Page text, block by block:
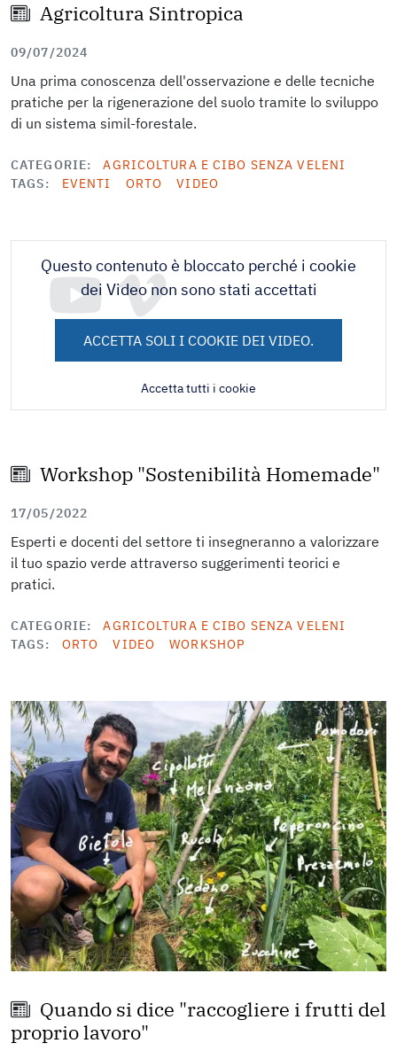
Agricoltura Sintropica
09/07/2024
Una prima conoscenza dell'osservazione e delle tecniche
pratiche per la rigenerazione del suolo tramite lo sviluppo
di un sistema simil-forestale.
CATEGORIE
AGRICOLTURA E CIBO SENZA VELENI
TAGS
EVENTI ORTO VIDEO
Questo contenuto è bloccato perché i cookie
dei Video non sono stati accettati
ACCETTA SOLI I COOKIE DEI VIDEO.
Accetta tutti i cookie
Workshop "Sostenibilità Homemade"
17/05/2022
Esperti e docenti del settore ti insegneranno a valorizzare
il tuo spazio verde attraverso suggerimenti teorici e
pratici.
CATEGORIE
AGRICOLTURA E CIBO SENZA VELENI
TAGS
ORTO VIDEO WORKSHOP
Image
Quando si dice "raccogliere i frutti del
proprio lavoro"